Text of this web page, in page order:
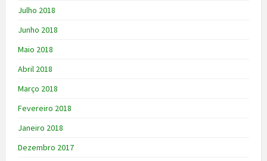
Julho 2018
Junho 2018
Maio 2018
Abril 2018
Março 2018
Fevereiro 2018
Janeiro 2018
Dezembro 2017